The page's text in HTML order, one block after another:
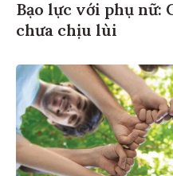
Bạo lực với phụ nữ:
chưa chịu lùi